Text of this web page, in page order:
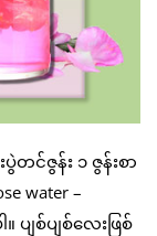
င်ဇွန်း ၁ ဇွန်းစာ
water –
ပျစ်ပျစ်လေးဖြစ်